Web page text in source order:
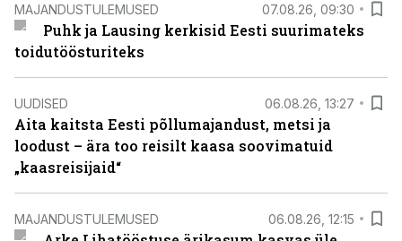
MAJANDUSTULEMUSED 07.08.26, 09:30
Puhk ja Lausing kerkisid Eesti suurimateks
toidutöösturiteks
UUDISED 06.08.26, 13:27
Aita kaitsta Eesti põllumajandust, metsi ja
loodust – ära too reisilt kaasa soovimatuid
„kaasreisijaid“
MAJANDUSTULEMUSED 06.08.26, 12:15